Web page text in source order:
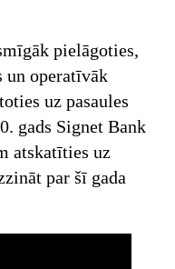
pielāgoties,
un operatīvāk
uz pasaules
gads Signet Bank
atskatīties uz
par šī gada